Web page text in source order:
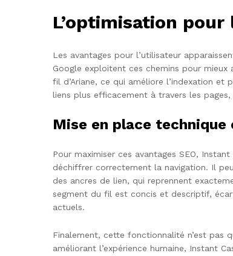
L’optimisation
Les avantages pour l’utilisateur
Google exploitent ces chemins pour
fil d’Ariane, ce qui améliore l’indexation
liens plus efficacement à travers les
Mise en place
Pour maximiser ces avantages SEO,
déchiffrer correctement la navigation. Il
des ancres de lien, qui reprennent
segment du fil est concis et descriptif,
actuels.
Finalement, cette fonctionnalité n’est pas
améliorant l’expérience humaine, Instant